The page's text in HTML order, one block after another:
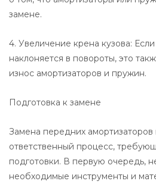
замене.
4. Увеличение крена кузова:
наклоняется в повороты, это
износ амортизаторов и пружин.
Подготовка к замене
Замена передних
ответственный процесс,
подготовки. В первую очередь,
необходимые инструменты и